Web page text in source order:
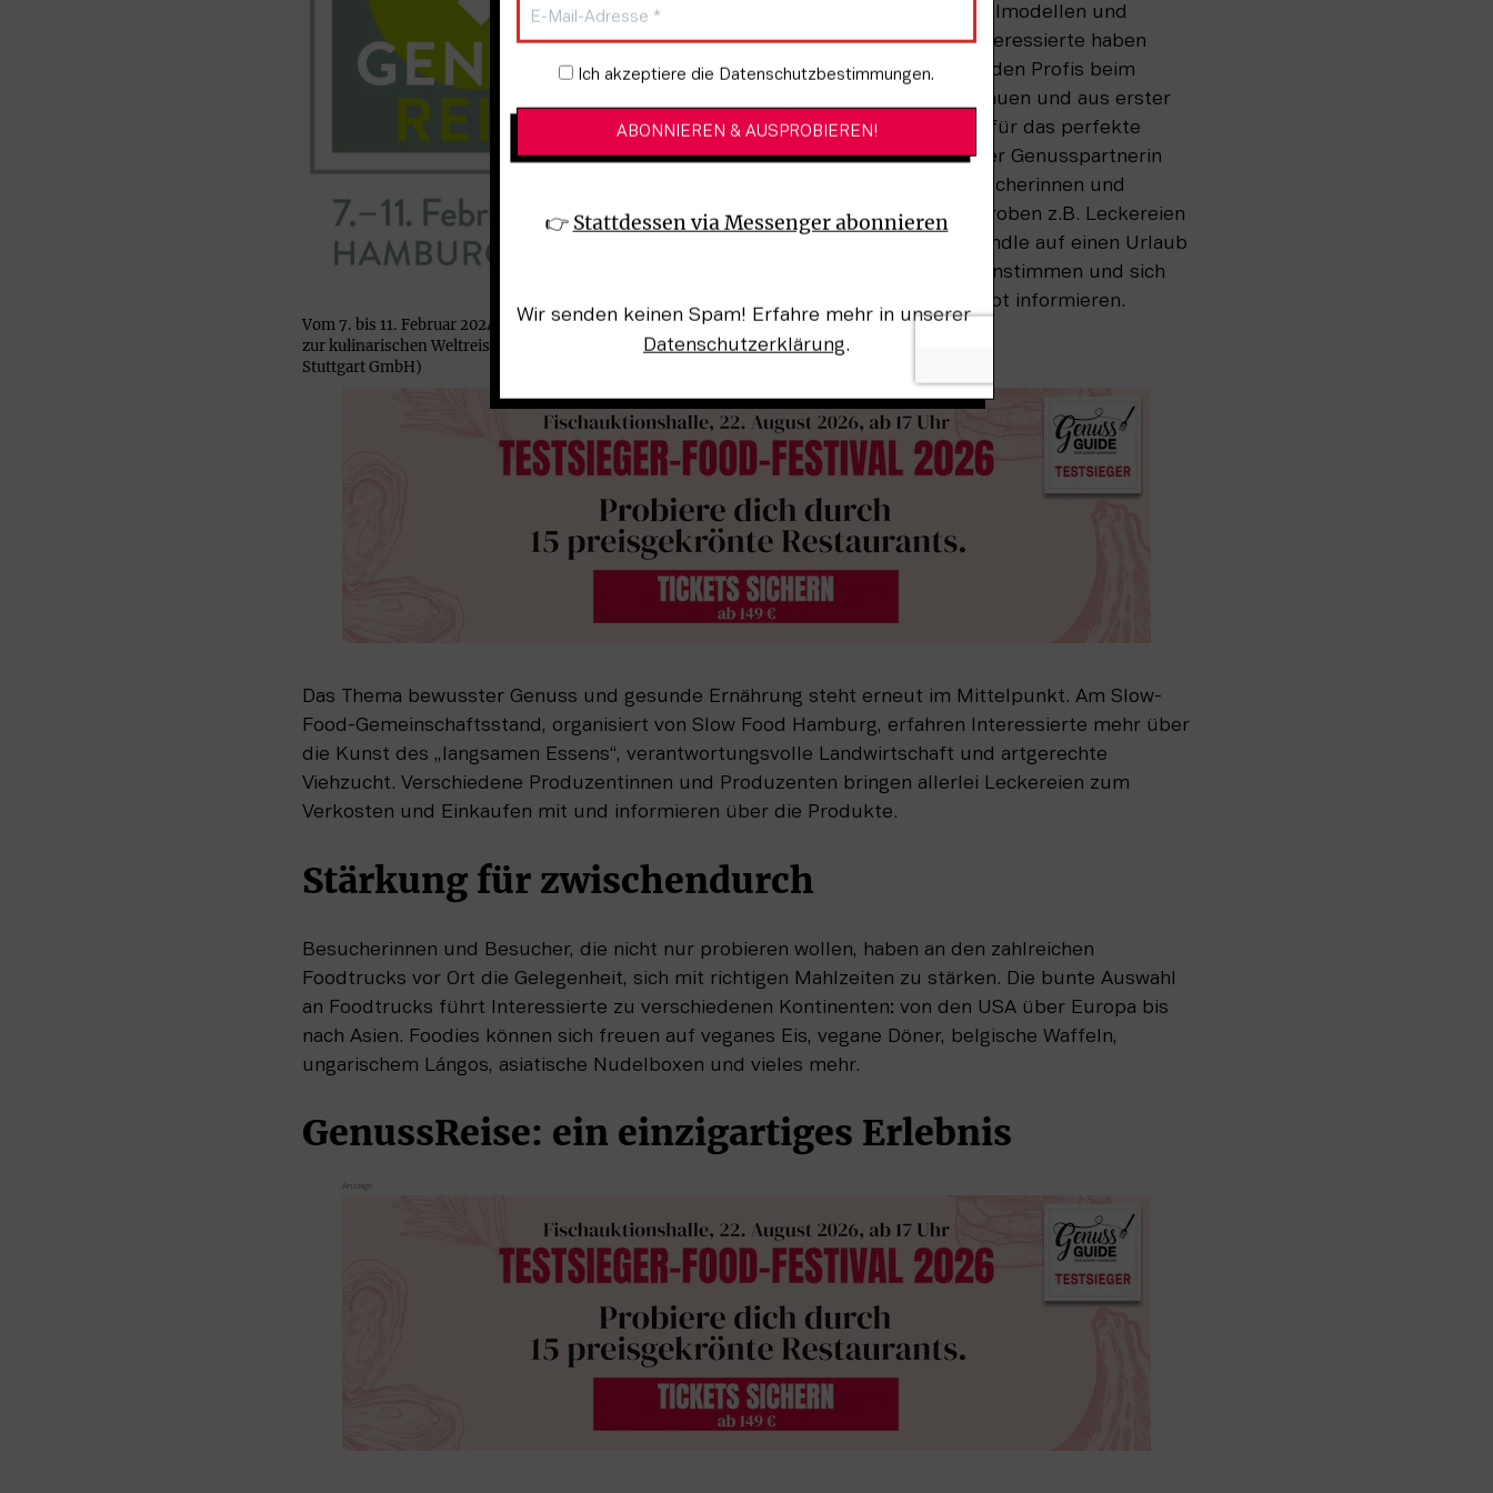
Vom 7. bis 11. Februar 2024 lädt die GenussReise
zur kulinarischen Weltreise (©Landesmesse
Stuttgart GmbH)
Vielzahl an unterschiedlichsten Grillmodellen und
nützliches Zubehör vorgestellt. Interessierte haben
zudem die einmalige Gelegenheit, den Profis beim
Brutzeln über die Schulter zu schauen und aus erster
Hand die besten Tipps und Tricks für das perfekte
Anbraten zu erhalten. Am Stand der Genusspartnerin
Schwäbische Alb können sich Besucherinnen und
Besucher bei schwäbischen Kostproben z.B. Leckereien
des Bäckerhandwerks aus dem Ländle auf einen Urlaub
in der interessanten Reiseregion einstimmen und sich
dabei über das touristische Angebot informieren.
Das Thema bewusster Genuss und gesunde Ernährung steht erneut im Mittelpunkt. Am Slow-
Food-Gemeinschaftsstand, organisiert von Slow Food Hamburg, erfahren Interessierte mehr über
die Kunst des „langsamen Essens“, verantwortungsvolle Landwirtschaft und artgerechte
Viehzucht. Verschiedene Produzentinnen und Produzenten bringen allerlei Leckereien zum
Verkosten und Einkaufen mit und informieren über die Produkte.
Stärkung für zwischendurch
Besucherinnen und Besucher, die nicht nur probieren wollen, haben an den zahlreichen
Foodtrucks vor Ort die Gelegenheit, sich mit richtigen Mahlzeiten zu stärken. Die bunte Auswahl
an Foodtrucks führt Interessierte zu verschiedenen Kontinenten: von den USA über Europa bis
nach Asien. Foodies können sich freuen auf veganes Eis, vegane Döner, belgische Waffeln,
ungarischem Lángos, asiatische Nudelboxen und vieles mehr.
GenussReise: ein einzigartiges Erlebnis
Newsletter-Anmeldung
Ich akzeptiere die Datenschutzbestimmungen.
👉 Stattdessen via Messenger abonnieren
Wir senden keinen Spam! Erfahre mehr in unserer
Datenschutzerklärung.